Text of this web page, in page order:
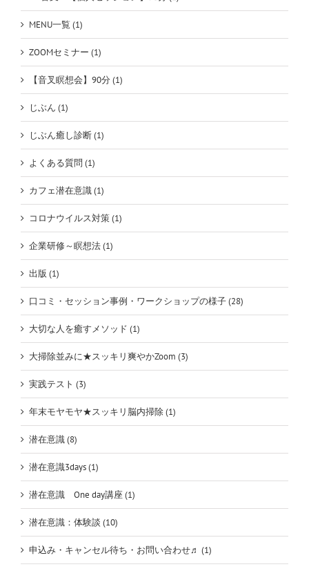
MENU一覧 (1)
ZOOMセミナー (1)
【音叉瞑想会】90分 (1)
じぶん (1)
じぶん癒し診断 (1)
よくある質問 (1)
カフェ潜在意識 (1)
コロナウイルス対策 (1)
企業研修～瞑想法 (1)
出版 (1)
口コミ・セッション事例・ワークショップの様子 (28)
大切な人を癒すメソッド (1)
大掃除並みに★スッキリ爽やかZoom (3)
実践テスト (3)
年末モヤモヤ★スッキリ脳内掃除 (1)
潜在意識 (8)
潜在意識3days (1)
潜在意識 One day講座 (1)
潜在意識：体験談 (10)
申込み・キャンセル待ち・お問い合わせ♬ (1)